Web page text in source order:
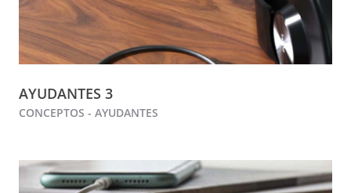
AYUDANTES 3
CONCEPTOS - AYUDANTES